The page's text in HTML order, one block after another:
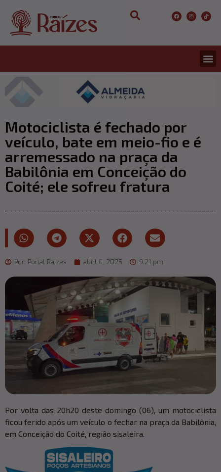
Motociclista é fechado por
veículo, bate em meio-fio e é
arremessado na praça da
Babilônia em Conceição do
Coité; ele sofreu fratura
Por: Portal Raizes abril 6, 2025 9:21 pm
Por volta das 20h20 deste domingo (06), um motociclista
ficou ferido após um veículo o fechar na praça da Babilônia,
em Conceição do Coité, região sisaleira.